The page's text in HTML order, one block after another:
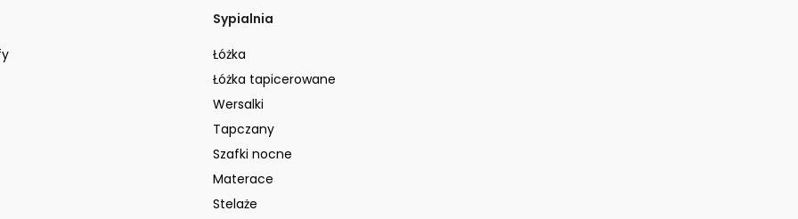
Sypialnia
Łóżka
Łóżka tapicerowane
Wersalki
Tapczany
Szafki nocne
Materace
Stelaże